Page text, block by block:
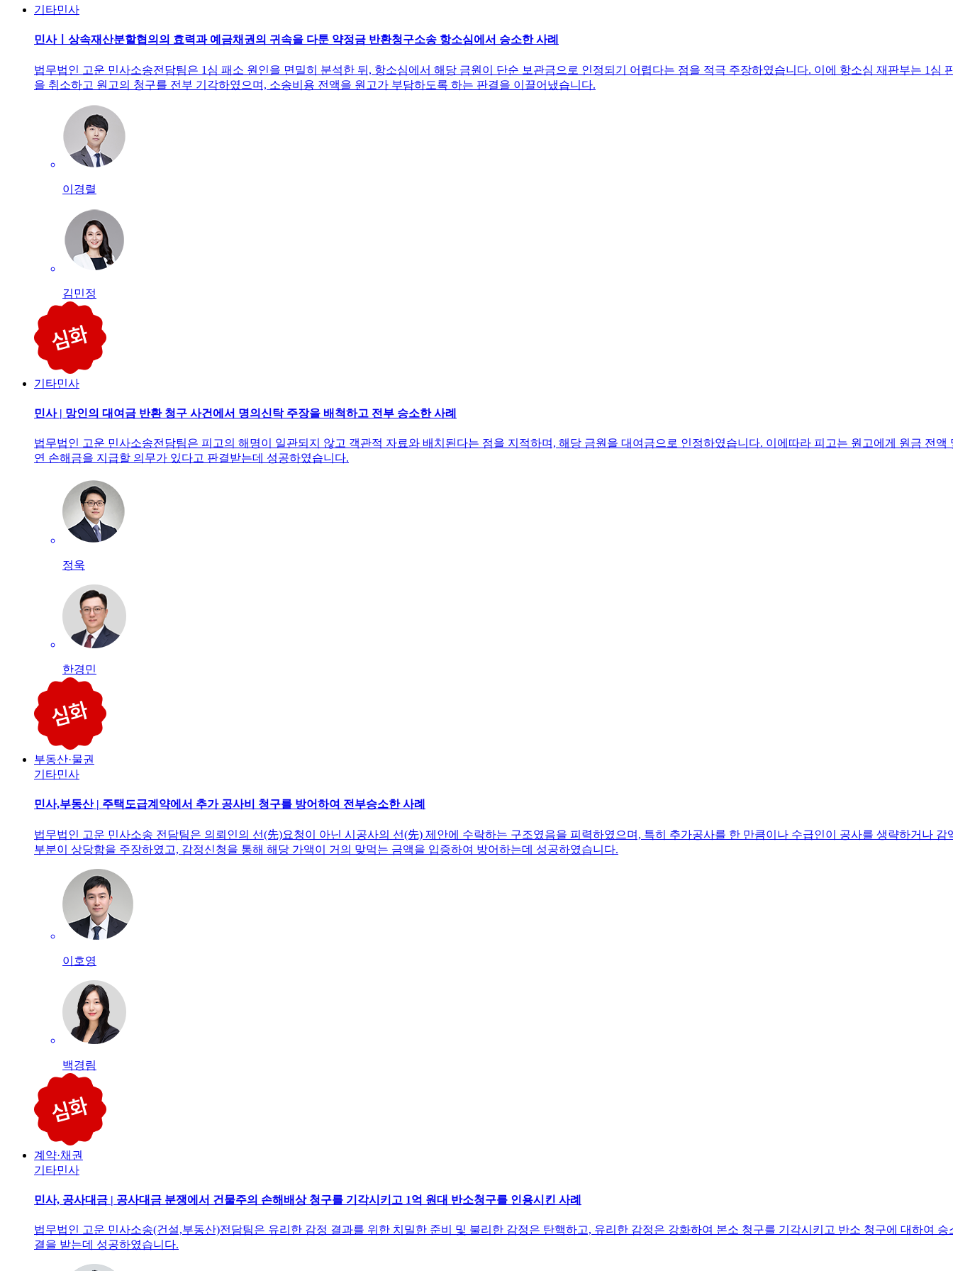
기타민사
민사ㅣ상속재산분할협의의 효력과 예금채권의 귀속을 다툰 약정금 반환청구소송 항소심에서 승소한 사례
법무법인 고운 민사소송전담팀은 1심 패소 원인을 면밀히 분석한 뒤, 항소심에서 해당 금원이 단순 보관금으로 인정되기 어렵다는 점을 적극 주장하였습니다. 이에 항소심 재판부는 1심
을 취소하고 원고의 청구를 전부 기각하였으며, 소송비용 전액을 원고가 부담하도록 하는 판결을 이끌어냈습니다.
이경렬
김민정
기타민사
민사 | 망인의 대여금 반환 청구 사건에서 명의신탁 주장을 배척하고 전부 승소한 사례
법무법인 고운 민사소송전담팀은 피고의 해명이 일관되지 않고 객관적 자료와 배치된다는 점을 지적하며, 해당 금원을 대여금으로 인정하였습니다. 이에따라 피고는 원고에게 원금 전액
연 손해금을 지급할 의무가 있다고 판결받는데 성공하였습니다.
정욱
한경민
부동산·물권
기타민사
민사,부동산 | 주택도급계약에서 추가 공사비 청구를 방어하여 전부승소한 사례
법무법인 고운 민사소송 전담팀은 의뢰인의 선(先)요청이 아닌 시공사의 선(先) 제안에 수락하는 구조였음을 피력하였으며, 특히 추가공사를 한 만큼이나 수급인이 공사를 생략하거나 감
부분이 상당함을 주장하였고, 감정신청을 통해 해당 가액이 거의 맞먹는 금액을 입증하여 방어하는데 성공하였습니다.
이호영
백경림
계약·채권
기타민사
민사, 공사대금 | 공사대금 분쟁에서 건물주의 손해배상 청구를 기각시키고 1억 원대 반소청구를 인용시킨 사례
법무법인 고운 민사소송(건설,부동산)전담팀은 유리한 감정 결과를 위한 치밀한 준비 및 불리한 감정은 탄핵하고, 유리한 감정은 강화하여 본소 청구를 기각시키고 반소 청구에 대하여 승
결을 받는데 성공하였습니다.